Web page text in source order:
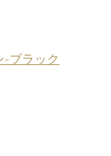
ブラック